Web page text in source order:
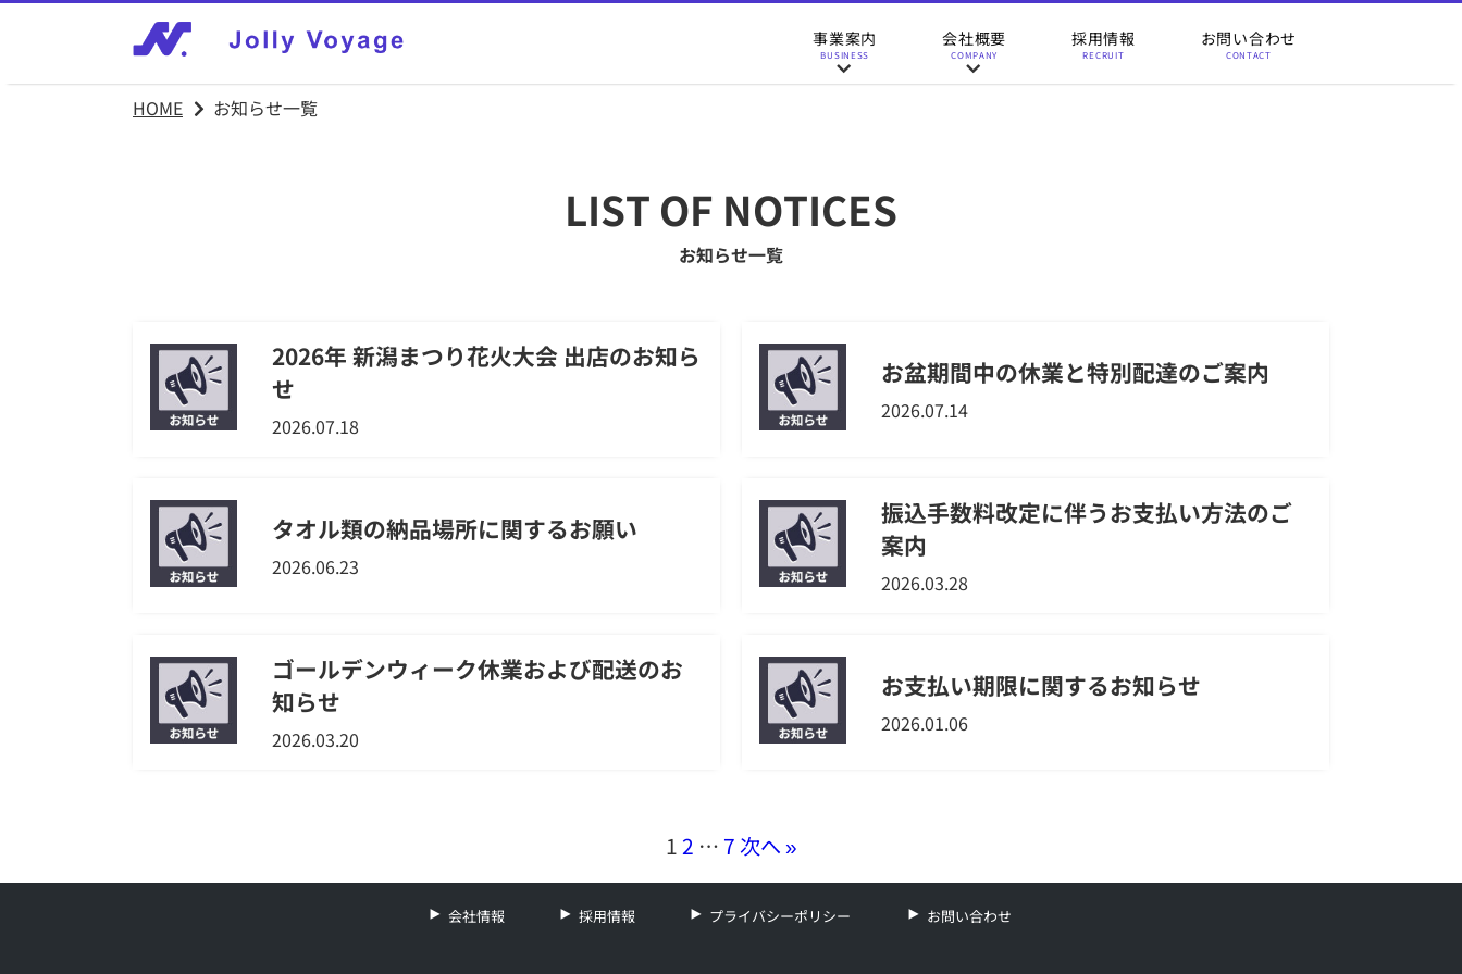
事業案内
BUSINESS
会社概要
COMPANY
採用情報
RECRUIT
お問い合わせ
CONTACT
HOME お知らせ一覧
LIST OF NOTICES
お知らせ一覧
2026年 新潟まつり花火大会 出店のお知ら
せ
2026.07.18
お盆期間中の休業と特別配達のご案内
2026.07.14
タオル類の納品場所に関するお願い
2026.06.23
振込手数料改定に伴うお支払い方法のご
案内
2026.03.28
ゴールデンウィーク休業および配送のお
知らせ
2026.03.20
お支払い期限に関するお知らせ
2026.01.06
12 … 7 次へ »
会社情報 採用情報 プライバシーポリシー お問い合わせ